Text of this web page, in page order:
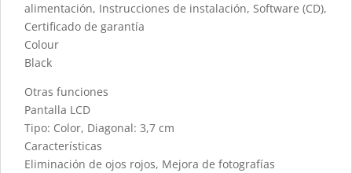
alimentación, Instrucciones de instalación, Software (CD),
Certificado de garantía
Colour
Black
Otras funciones
Pantalla LCD
Tipo: Color, Diagonal: 3,7 cm
Características
Eliminación de ojos rojos, Mejora de fotografías